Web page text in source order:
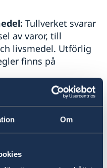
Om
Tullverket svarar
av varor, till
livsmedel. Utförlig
finns på
Upplysning om vilka
utförsel av vapen